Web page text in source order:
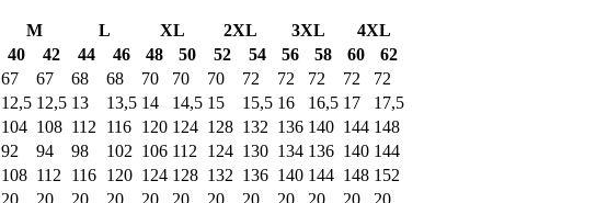
M L XL 2XL 3XL
4XL
40 42 44 46 48 50 52 54 56 58 60
62
67 67 68 68 70 70 70 72 72 72 72
72
12,5 12,5 13 13,5 14 14,5 15 15,5 16 16,5 17
17,5
104 108 112 116 120 124 128 132 136 140 144 148
92 94 98 102 106 112 124 130 134 136 140 144
108 112 116 120 124 128 132 136 140 144 148 152
20 20 20 20 20 20 20 20 20 20 20
20